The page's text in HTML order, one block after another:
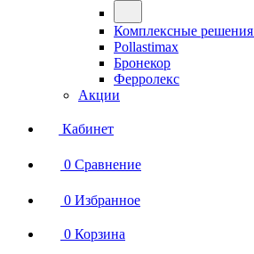
Комплексные решения
Pollastimax
Бронекор
Ферролекс
Акции
Кабинет
0 Сравнение
0 Избранное
0 Корзина